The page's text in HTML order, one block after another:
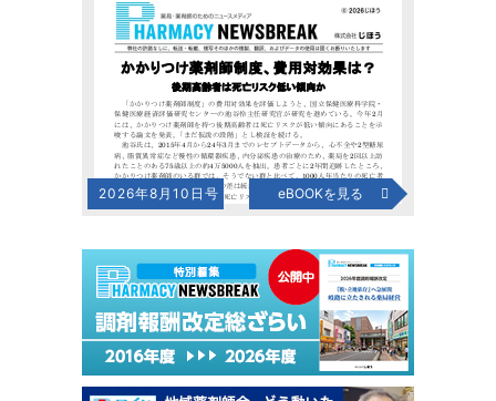
2026年8月10日号 eBOOKを見る